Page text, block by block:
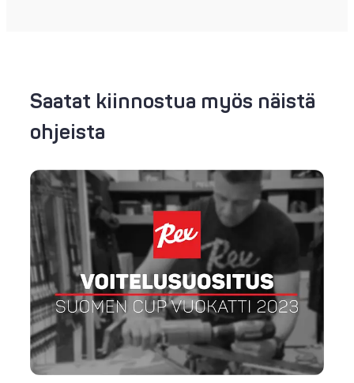
Saatat kiinnostua myös näistä
ohjeista